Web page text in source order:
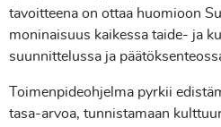
tavoitteena on ottaa huomioon
moninaisuus kaikessa taide- ja
suunnittelussa ja
Toimenpideohjelma pyrkii
tasa-arvoa, tunnistamaan